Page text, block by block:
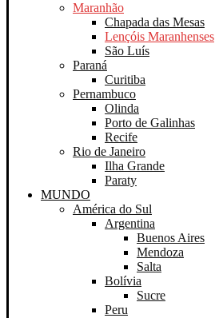
Maranhão
Chapada das Mesas
Lençóis Maranhenses
São Luís
Paraná
Curitiba
Pernambuco
Olinda
Porto de Galinhas
Recife
Rio de Janeiro
Ilha Grande
Paraty
MUNDO
América do Sul
Argentina
Buenos Aires
Mendoza
Salta
Bolívia
Sucre
Peru